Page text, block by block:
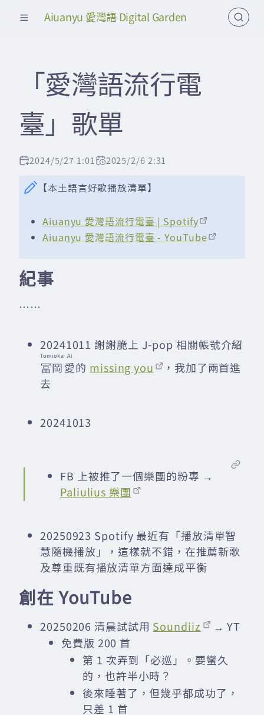
Aiuanyu 愛灣語 Digital Garden
「愛灣語流行電
臺」歌單
2024/5/27 1:01 2025/2/6 2:31
【本土語言好歌播放清單】
Aiuanyu 愛灣語流行電臺 | Spotify
Aiuanyu 愛灣語流行電臺 - YouTube
紀事
……
20241011 謝謝脆上 J-pop 相關帳號介紹
冨岡
Tomioka
愛
Ai
的 missing you
，我加了兩首進
去
20241013
FB 上被推了一個樂團的粉專 →
Paliulius 樂團
20250923 Spotify 最近有「播放清單智
慧隨機播放」，這樣就不錯，在推薦新歌
及尊重既有播放清單方面達成平衡
創在 YouTube
20250206 清晨試試用 Soundiiz
→ YT
免費版 200 首
第 1 次弄到「必巡」。要蠻久
的，也許半小時？
後來睡著了，但幾乎都成功了，
只差 1 首